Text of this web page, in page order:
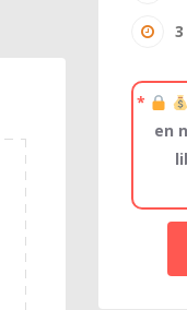
*
en